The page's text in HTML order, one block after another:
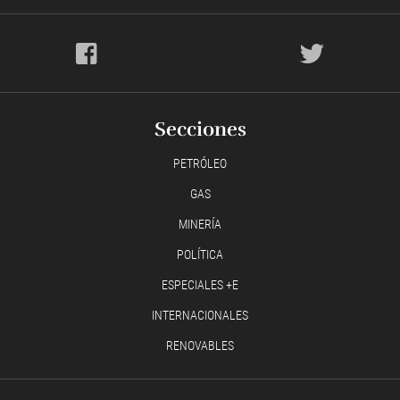
Secciones
PETRÓLEO
GAS
MINERÍA
POLÍTICA
ESPECIALES +E
INTERNACIONALES
RENOVABLES